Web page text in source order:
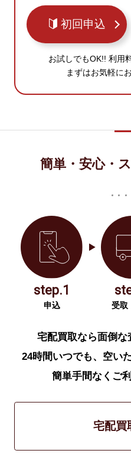
初回申込
お試しでもOK!! 利用
まずはお気軽に
簡単・安心・
step.1
申込 受取
宅配買取なら面倒な
24時間いつでも、空い
簡単手間なくご
宅配買